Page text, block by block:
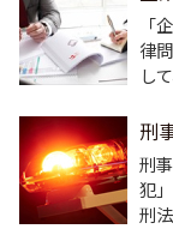
「
律
し
刑
刑
犯
刑